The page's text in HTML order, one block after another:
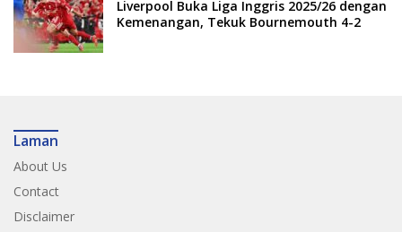
Liverpool Buka Liga Inggris 2025/26 dengan
Kemenangan, Tekuk Bournemouth 4-2
Laman
About Us
Contact
Disclaimer